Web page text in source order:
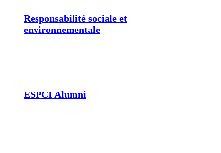
Responsabilité sociale et
environnementale
ESPCI Alumni